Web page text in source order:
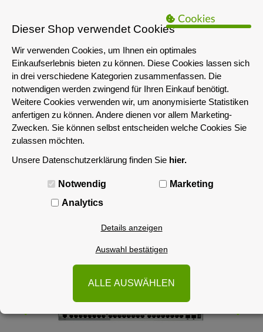
Das servershop-bayern.de Angebot richtet sich nur an
Unternehmen i.S.d. § 14 BGB sowie die öffentliche Hand. Ein Verkauf
an Privatpersonen ist nicht möglich.
MENÜ
Dieser Shop verwendet Cookies
Wir verwenden Cookies, um Ihnen ein optimales
Einkaufserlebnis bieten zu können. Diese Cookies lassen sich
in drei verschiedene Kategorien zusammenfassen. Die
notwendigen werden zwingend für Ihren Einkauf benötigt.
Weitere Cookies verwenden wir, um anonymisierte Statistiken
anfertigen zu können. Andere dienen vor allem Marketing-
Zwecken. Sie können selbst entscheiden welche Cookies Sie
zulassen möchten.
Unsere Datenschutzerklärung finden Sie hier.
Notwendig
Marketing
Analytics
Details anzeigen
Auswahl bestätigen
ALLE AUSWÄHLEN